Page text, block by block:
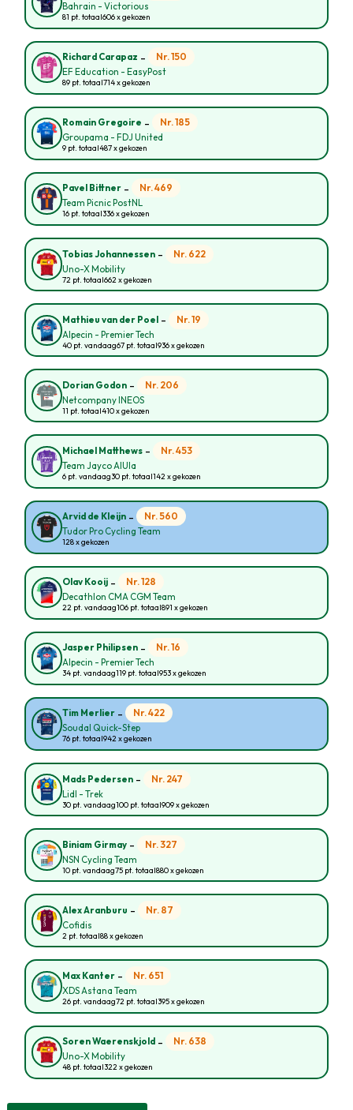
Bahrain - Victorious
81 pt. totaal606 x gekozen
Richard Carapaz - Nr. 150
EF Education - EasyPost
89 pt. totaal714 x gekozen
Romain Gregoire - Nr. 185
Groupama - FDJ United
9 pt. totaal487 x gekozen
Pavel Bittner - Nr. 469
Team Picnic PostNL
16 pt. totaal336 x gekozen
Tobias Johannessen - Nr. 622
Uno-X Mobility
72 pt. totaal662 x gekozen
Mathieu van der Poel - Nr. 19
Alpecin - Premier Tech
40 pt. vandaag67 pt. totaal936 x gekozen
Dorian Godon - Nr. 206
Netcompany INEOS
11 pt. totaal410 x gekozen
Michael Matthews - Nr. 453
Team Jayco AlUla
6 pt. vandaag30 pt. totaal142 x gekozen
Arvid de Kleijn - Nr. 560
Tudor Pro Cycling Team
128 x gekozen
Olav Kooij - Nr. 128
Decathlon CMA CGM Team
22 pt. vandaag106 pt. totaal891 x gekozen
Jasper Philipsen - Nr. 16
Alpecin - Premier Tech
34 pt. vandaag119 pt. totaal953 x gekozen
Tim Merlier - Nr. 422
Soudal Quick-Step
76 pt. totaal942 x gekozen
Mads Pedersen - Nr. 247
Lidl - Trek
30 pt. vandaag100 pt. totaal909 x gekozen
Biniam Girmay - Nr. 327
NSN Cycling Team
10 pt. vandaag75 pt. totaal880 x gekozen
Alex Aranburu - Nr. 87
Cofidis
2 pt. totaal88 x gekozen
Max Kanter - Nr. 651
XDS Astana Team
26 pt. vandaag72 pt. totaal395 x gekozen
Soren Waerenskjold - Nr. 638
Uno-X Mobility
48 pt. totaal322 x gekozen